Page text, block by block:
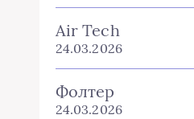
Air Tech
24.03.2026
Фолтер
24.03.2026